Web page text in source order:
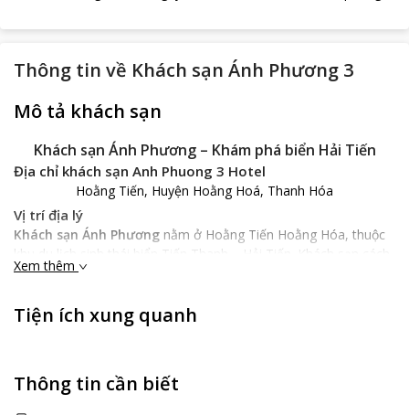
Thông tin về Khách sạn Ánh Phương 3
Mô tả khách sạn
Khách sạn Ánh Phương – Khám phá biển Hải Tiến
Địa chỉ khách sạn Anh Phuong 3 Hotel
Hoằng Tiến, Huyện Hoằng Hoá, Thanh Hóa
Vị trí địa lý
Khách sạn Ánh Phương nằm ở Hoằng Tiến Hoằng Hóa, thuộc
khu du lịch sinh thái biển Tiến Thanh – Hải Tiến. Khách sạn cách
Hà Nội 150km về phía Nam, cách sân bay Thọ Xuân 35 phút lái
Hải Tiến cùng với không gian trong lành nhất. Với vị trí thuận lợi,
bạn dễ dàng đến các địa điểm du lịch nổi tiếng của thành phố
Đặc điểm khách sạn
Khách sạn Ánh Phươngcó lối kiến trúc sang trọng, tích hợp
Xem thêm
Tiện ích xung quanh
Thông tin cần biết